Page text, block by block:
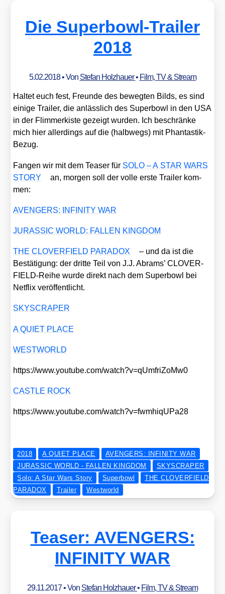
Die Superbowl-Trailer
2018
5.02.2018• Von Stefan Holzhauer• Film, TV & Stream
Hal­tet euch fest, Freun­de des beweg­ten Bilds, es sind
eini­ge Trai­ler, die anläss­lich des Super­bowl in den USA
in der Flim­mer­kis­te gezeigt wur­den. Ich beschrän­ke
mich hier aller­dings auf die (halb­wegs) mit Phan­tas­tik-
Bezug.
Fan­gen wir mit dem Teaser für SOLO – A STAR WARS
STORY
an, mor­gen soll der vol­le ers­te Trai­ler kom­
men:
AVENGERS: INFINITY WAR
JURASSIC WORLD: FALLEN KINGDOM
THE CLOVERFIELD PARADOX
– und da ist die
Bestä­ti­gung: der drit­te Teil von J.J. Abrams’ CLOVER­
FIELD-Rei­he wur­de direkt nach dem Super­bowl bei
Net­flix ver­öf­fent­licht.
SKYSCRAPER
A QUIET PLACE
WESTWORLD
https://​www​.you​tube​.com/​w​a​t​c​h​?​v​=​q​U​m​f​r​i​Z​o​Mw0
CASTLE ROCK
https://​www​.you​tube​.com/​w​a​t​c​h​?​v​=​f​w​m​h​i​q​U​P​a28
2018 A QUIET PLACE
AVENGERS: INFINITY WAR
JURASSIC WORLD - FALLEN KINGDOM
SKYSCRAPER
Solo: A Star Wars Story
Superbowl
THE CLOVERFIELD
PARADOX
Trailer Westworld
Teaser: AVENGERS:
INFINITY WAR
29.11.2017• Von Stefan Holzhauer• Film, TV & Stream